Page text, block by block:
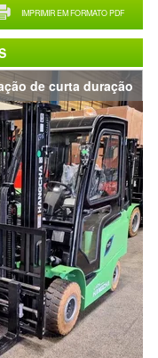
de curta duração
IMPRIMIR EM FORMATO PDF